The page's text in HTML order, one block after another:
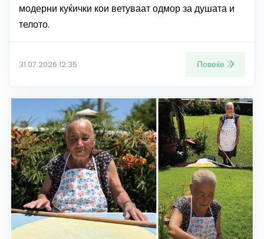
модерни куќички кои ветуваат одмор за душата и
телото.
31.07.2026 12:35 Повеќе